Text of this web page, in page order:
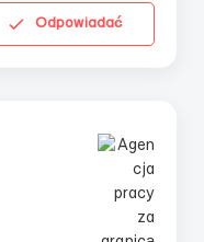
Odpowiadać